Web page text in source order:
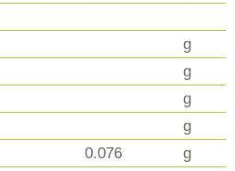
g
g
g
g
0.076
g